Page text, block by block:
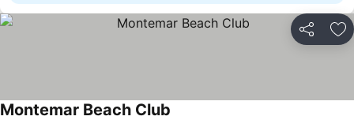
Deli
Montemar Beach Club